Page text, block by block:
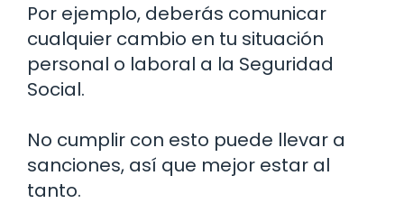
Por ejemplo, deberás comunicar
cualquier cambio en tu situación
personal o laboral a la Seguridad
Social.
No cumplir con esto puede llevar a
sanciones, así que mejor estar al
tanto.